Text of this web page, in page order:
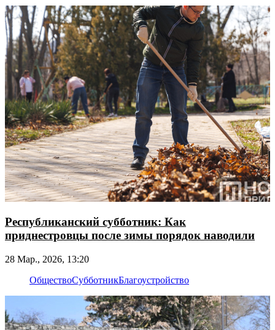
Республиканский субботник: Как
приднестровцы после зимы порядок наводили
28 Мар., 2026, 13:20
ОбществоСубботникБлагоустройство